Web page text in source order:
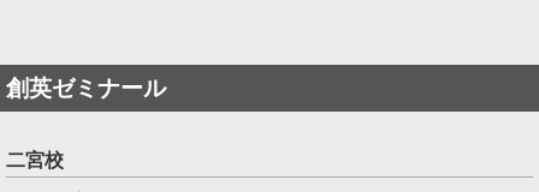
創英ゼミナール
二宮校